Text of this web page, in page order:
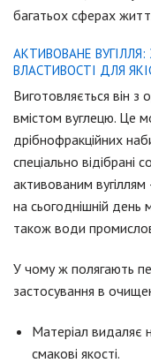
багатьох сферах
АКТИВОВАНЕ ВУГІЛЛЯ:
ВЛАСТИВОСТІ ДЛЯ
Виготовляється він з
вмістом вуглецю. Це
дрібнофракційних
спеціально відібрані
активованим
на сьогоднішній
також води
У чому ж полягають
застосування в
Матеріал видаляє
смакові якості.